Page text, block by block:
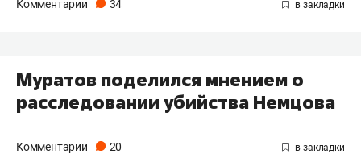
Комментарии 34
Муратов поделился мнением о
расследовании убийства Немцова
Комментарии 20